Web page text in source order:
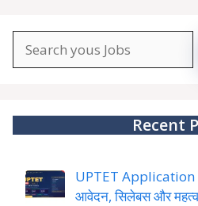
About
Recent
UPTET Application
आवेदन, सिलेबस और